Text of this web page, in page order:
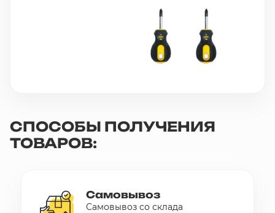
СПОСОБЫ ПОЛУЧЕНИЯ
ТОВАРОВ:
Самовывоз
Самовывоз со склада